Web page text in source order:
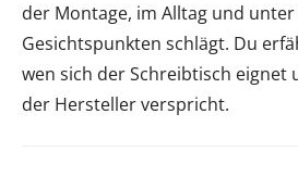
der Montage, im Alltag und
Gesichtspunkten schlägt. Du
wen sich der Schreibtisch eignet
der Hersteller verspricht.